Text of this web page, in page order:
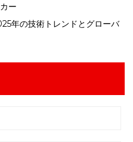
ー
年の技術トレンドとグローバ